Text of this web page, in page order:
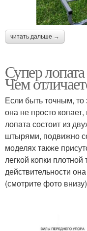
читать дальше →
Супер
Чем
Если быть точным, то
она не просто
лопата состоит из
штырями, подвижно
моделях также
легкой копки
действительности
(смотрите фото